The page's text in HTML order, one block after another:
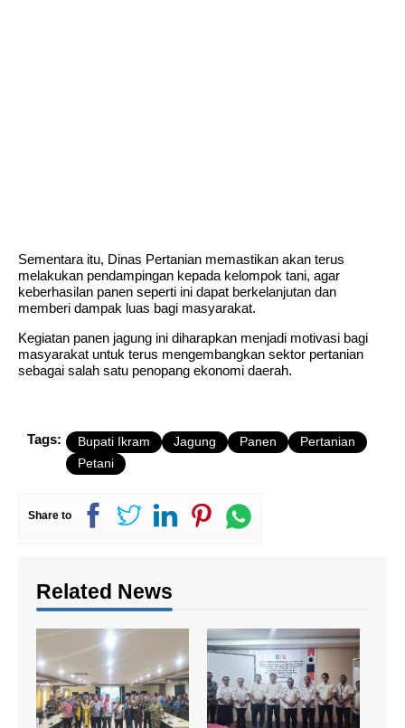
Sementara itu, Dinas Pertanian memastikan akan terus
melakukan pendampingan kepada kelompok tani, agar
keberhasilan panen seperti ini dapat berkelanjutan dan
memberi dampak luas bagi masyarakat.
Kegiatan panen jagung ini diharapkan menjadi motivasi bagi
masyarakat untuk terus mengembangkan sektor pertanian
sebagai salah satu penopang ekonomi daerah.
Tags: Bupati Ikram Jagung Panen
Pertanian
Petani
Share to
Related News